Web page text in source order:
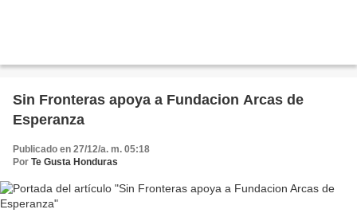
Sin Fronteras apoya a Fundacion Arcas de
Esperanza
Publicado en 27/12/a. m. 05:18
Por Te Gusta Honduras